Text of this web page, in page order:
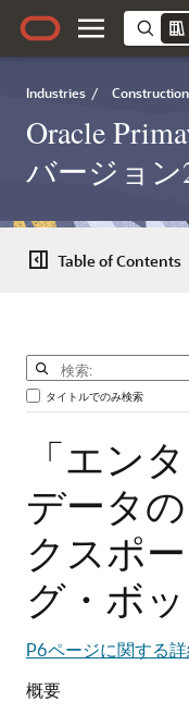
Industries /
Oracle
バージョン
Table of Contents
タイトルでのみ検索
「エン
データ
クスポ
グ・ボ
P6ページに関する
概要